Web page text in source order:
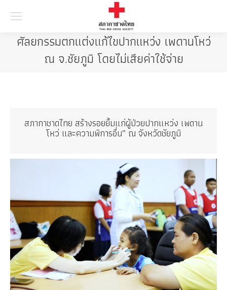
ศัลยกรรมตกแต่งแก้ไขปากแหว่ง เพดานโหว่
ณ จ.ชัยภูมิ โดยไม่เสียค่าใช้จ่าย
สภากาชาดไทย สร้างรอยยิ้มแก่ผู้ป่วยปากแหว่ง เพดาน
โหว่ และความพิการอื่น” ณ จังหวัดชัยภูมิ